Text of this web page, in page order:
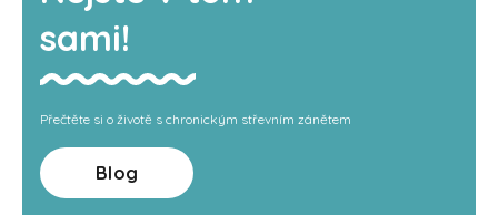
sami!
Přečtěte si o životě s chronickým střevním zánětem
Blog